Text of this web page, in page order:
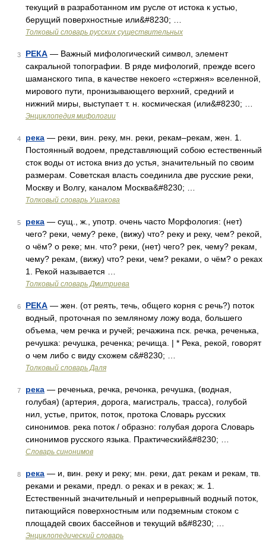
текущий в разработанном им русле от истока к устью,
берущий поверхностные или&#8230; …
Толковый словарь русских существительных
3 РЕКА — Важный мифологический символ, элемент
сакральной топографии. В ряде мифологий, прежде всего
шаманского типа, в качестве некоего «стержня» вселенной,
мирового пути, пронизывающего верхний, средний и
нижний миры, выступает т. н. космическая (или&#8230; …
Энциклопедия мифологии
4 река — реки, вин. реку, мн. реки, рекам–рекам, жен. 1.
Постоянный водоем, представляющий собою естественный
сток воды от истока вниз до устья, значительный по своим
размерам. Советская власть соединила две русские реки,
Москву и Волгу, каналом Москва&#8230; …
Толковый словарь Ушакова
5 река — сущ., ж., употр. очень часто Морфология: (нет)
чего? реки, чему? реке, (вижу) что? реку и реку, чем? рекой,
о чём? о реке; мн. что? реки, (нет) чего? рек, чему? рекам,
чему? рекам, (вижу) что? реки, чем? реками, о чём? о реках
1. Рекой называется …
Толковый словарь Дмитриева
6 РЕКА — жен. (от реять, течь, общего корня с речь?) поток
водный, проточная по земляному ложу вода, большего
объема, чем речка и ручей; речажина пск. речка, реченька,
речушка: речушка, реченка; речища. | * Река, рекой, говорят
о чем либо с виду схожем с&#8230; …
Толковый словарь Даля
7 река — реченька, речка, речонка, речушка, (водная,
голубая) (артерия, дорога, магистраль, трасса), голубой
нил, устье, приток, поток, протока Словарь русских
синонимов. река поток / образно: голубая дорога Словарь
синонимов русского языка. Практический&#8230; …
Словарь синонимов
8 река — и, вин. реку и реку; мн. реки, дат. рекам и рекам, тв.
реками и реками, предл. о реках и в реках; ж. 1.
Естественный значительный и непрерывный водный поток,
питающийся поверхностным или подземным стоком с
площадей своих бассейнов и текущий в&#8230; …
Энциклопедический словарь